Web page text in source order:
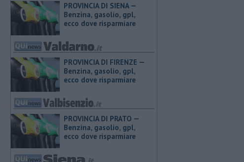
PROVINCIA DI SIENA — ​
Benzina, gasolio, gpl,
ecco dove risparmiare
PROVINCIA DI FIRENZE — ​
Benzina, gasolio, gpl,
ecco dove risparmiare
PROVINCIA DI PRATO — ​
Benzina, gasolio, gpl,
ecco dove risparmiare